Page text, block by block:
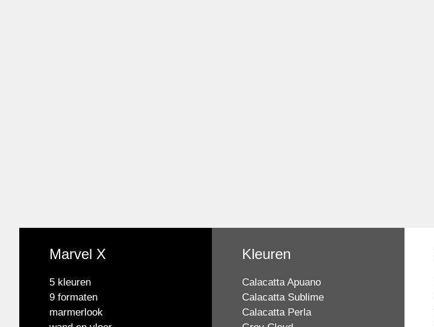
Marvel X
5 kleuren
9 formaten
marmerlook
Kleuren
Calacatta Apuano
Calacatta Sublime
Calacatta Perla